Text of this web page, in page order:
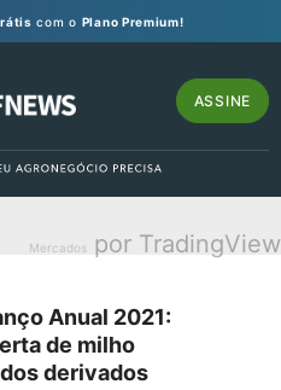
com o Plano Premium!
ASSINE
Mercados por TradingView
Anual 2021:
de milho
derivados